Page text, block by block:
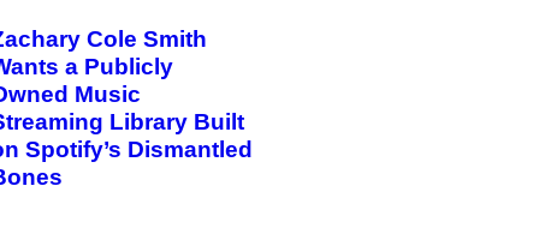
Cole Smith
a Publicly
Music
Library Built
Spotify’s Dismantled